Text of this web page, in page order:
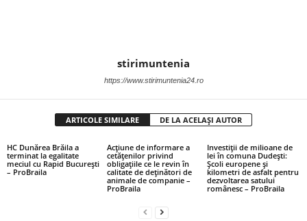
stirimuntenia
https://www.stirimuntenia24.ro
ARTICOLE SIMILARE DE LA ACELAȘI AUTOR
HC Dunărea Brăila a
terminat la egalitate
meciul cu Rapid București
– ProBraila
Acțiune de informare a
cetățenilor privind
obligațiile ce le revin în
calitate de deținători de
animale de companie –
ProBraila
Investiții de milioane de
lei în comuna Dudești:
Școli europene și
kilometri de asfalt pentru
dezvoltarea satului
românesc – ProBraila